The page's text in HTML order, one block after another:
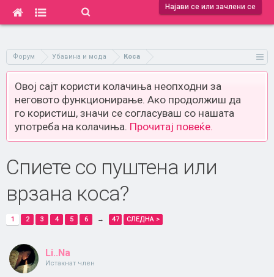
Најави се или зачлени се
Форум Убавина и мода Коса
Овој сајт користи колачиња неопходни за
неговото функционирање. Ако продолжиш да
го користиш, значи се согласуваш со нашата
употреба на колачиња. Прочитај повеќе.
Спиете со пуштена или
врзана коса?
1 2 3 4 5 6 → 47 СЛЕДНА >
Li..Na
Истакнат член